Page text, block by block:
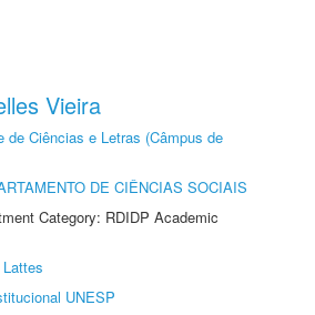
Vieira
de Ciências e Letras (Câmpus de
DE CIÊNCIAS SOCIAIS
Category: RDIDP Academic
UNESP